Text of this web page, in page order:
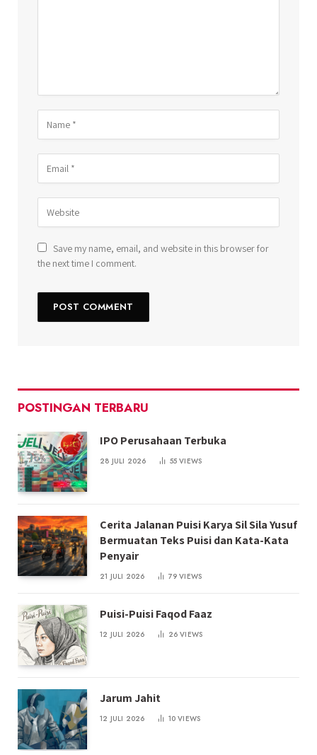
Save my name, email, and website in this browser for
the next time I comment.
POSTINGAN TERBARU
IPO Perusahaan Terbuka
28 JULI 2026 55VIEWS
Cerita Jalanan Puisi Karya Sil Sila Yusuf
Bermuatan Teks Puisi dan Kata-Kata
Penyair
21 JULI 2026 79VIEWS
Puisi-Puisi Faqod Faaz
12 JULI 2026 26VIEWS
Jarum Jahit
12 JULI 2026 10VIEWS